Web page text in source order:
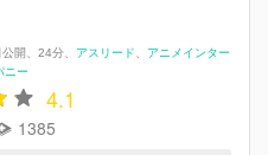
開 24分 アスリード
アニメインター
ニー
4.1
1385